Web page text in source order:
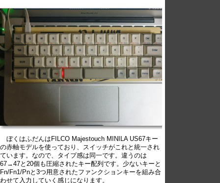
ぼくはふだんはFILCO Majestouch MINILA US67キー
の赤軸モデルを使っており、スイッチがこれと統一され
ています。なので、タイプ感は同一です。違うのは
67→47と20個も圧縮されたキー配列です。少ないキーと
Fn/Fn1/Pnと3つ用意されたファンクションキーを組み合
わせて入力していく感じになります。